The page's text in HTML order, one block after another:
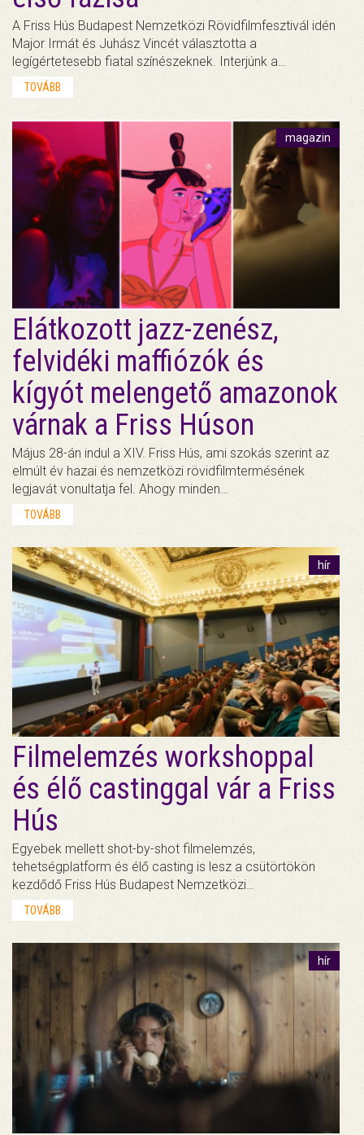
A Friss Hús Budapest Nemzetközi Rövidfilmfesztivál idén
Major Irmát és Juhász Vincét választotta a
legígértetesebb fiatal színészeknek. Interjúnk a…
TOVÁBB
magazin
Elátkozott jazz-zenész,
felvidéki maffiózók és
kígyót melengető amazonok
várnak a Friss Húson
Május 28-án indul a XIV. Friss Hús, ami szokás szerint az
elmúlt év hazai és nemzetközi rövidfilmtermésének
legjavát vonultatja fel. Ahogy minden…
TOVÁBB
hír
Filmelemzés workshoppal
és élő castinggal vár a Friss
Hús
Egyebek mellett shot-by-shot filmelemzés,
tehetségplatform és élő casting is lesz a csütörtökön
kezdődő Friss Hús Budapest Nemzetközi…
TOVÁBB
hír